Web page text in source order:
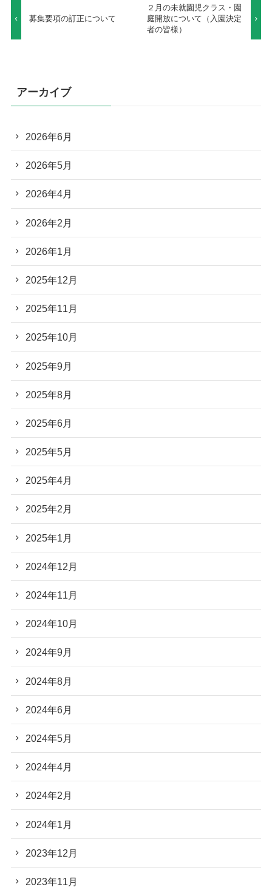
募集要項の訂正について
２月の未就園児クラス・園
庭開放について（入園決定
者の皆様）
アーカイブ
2026年6月
2026年5月
2026年4月
2026年2月
2026年1月
2025年12月
2025年11月
2025年10月
2025年9月
2025年8月
2025年6月
2025年5月
2025年4月
2025年2月
2025年1月
2024年12月
2024年11月
2024年10月
2024年9月
2024年8月
2024年6月
2024年5月
2024年4月
2024年2月
2024年1月
2023年12月
2023年11月